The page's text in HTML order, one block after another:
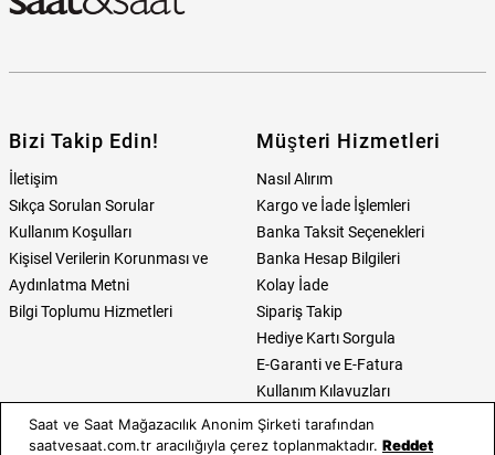
Bizi Takip Edin!
İletişim
Sıkça Sorulan Sorular
Kullanım Koşulları
Kişisel Verilerin Korunması ve
Aydınlatma Metni
Bilgi Toplumu Hizmetleri
Müşteri Hizmetleri
Nasıl Alırım
Kargo ve İade İşlemleri
Banka Taksit Seçenekleri
Banka Hesap Bilgileri
Kolay İade
Sipariş Takip
Hediye Kartı Sorgula
E-Garanti ve E-Fatura
Kullanım Kılavuzları
Saat ve Saat Kategoriler
Saat ve Saat Mağazacılık Anonim Şirketi tarafından
saatvesaat.com.tr aracılığıyla çerez toplanmaktadır. Reddet